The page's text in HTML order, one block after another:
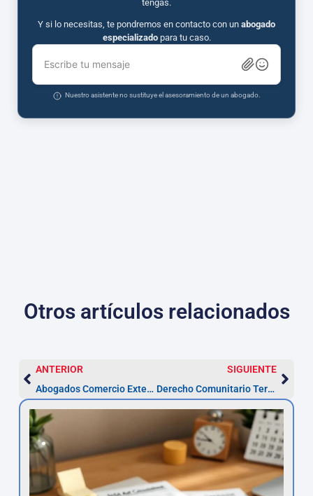
tengas.
Y si lo necesitas, te pondremos en contacto con un abogado
especializadopara tu caso.
Escribe tu mensaje
Nuestro asistente no sustituye el asesoramiento de un abogado.
Otros artículos relacionados
ANTERIOR
Abogados Comercio Exterior en Terrassa: trámites, servicios y plazos
SIGUIENTE
Derecho Comunitario Terrassa: proceso y plazos